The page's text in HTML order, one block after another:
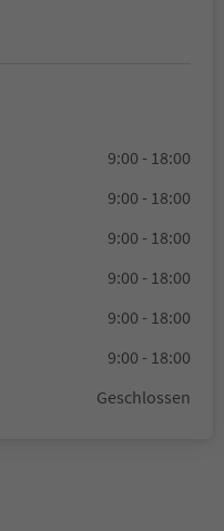
9:00 - 18:00
9:00 - 18:00
9:00 - 18:00
9:00 - 18:00
9:00 - 18:00
9:00 - 18:00
Geschlossen